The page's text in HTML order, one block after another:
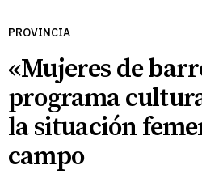
PROVINCIA
«Mujeres de
programa
la situación
campo